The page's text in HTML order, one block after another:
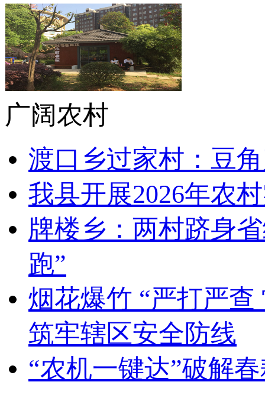
广阔农村
渡口乡过家村：豆
我县开展2026年农
牌楼乡：两村跻身
跑”
烟花爆竹 “严打严
筑牢辖区安全防线
“农机一键达”破解